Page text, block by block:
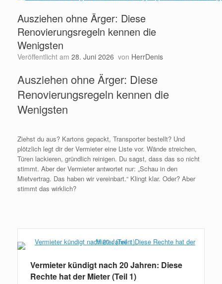
Ausziehen ohne Ärger: Diese
Renovierungsregeln kennen die
Wenigsten
Veröffentlicht am 28. Juni 2026 von HerrDenis
Ausziehen ohne Ärger: Diese
Renovierungsregeln kennen die
Wenigsten
Ziehst du aus? Kartons gepackt, Transporter bestellt? Und
plötzlich legt dir der Vermieter eine Liste vor. Wände streichen,
Türen lackieren, gründlich reinigen. Du sagst, dass das so nicht
stimmt. Aber der Vermieter antwortet nur: „Schau in den
Mietvertrag. Das haben wir vereinbart.“ Klingt klar. Oder? Aber
stimmt das wirklich?
Vermieter kündigt nach 20 Jahren: Diese
Rechte hat der Mieter (Teil 1)